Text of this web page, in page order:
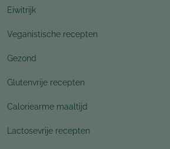
Eiwitrijk
Veganistische recepten
Gezond
Glutenvrije recepten
Caloriearme maaltijd
Lactosevrije recepten